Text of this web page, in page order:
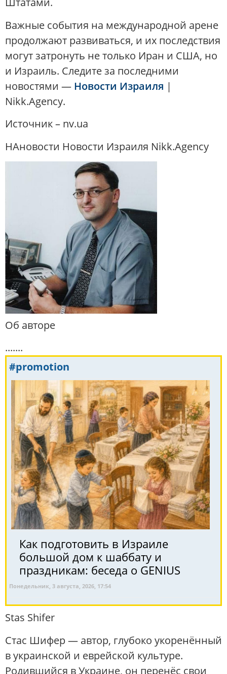
Важные события на международной арене
продолжают развиваться, и их последствия
могут затронуть не только Иран и США, но
и Израиль. Следите за последними
новостями — Новости Израиля |
Nikk.Agency.
Источник – nv.ua
НАновости Новости Израиля Nikk.Agency
Об авторе
.......
#promotion
Как подготовить в Израиле
большой дом к шаббату и
праздникам: беседа о GENIUS
Понедельник, 3 августа, 2026, 17:54
Stas Shifer
Стас Шифер — автор, глубоко укоренённый
в украинской и еврейской культуре.
Родившийся в Украине, он перенёс свои